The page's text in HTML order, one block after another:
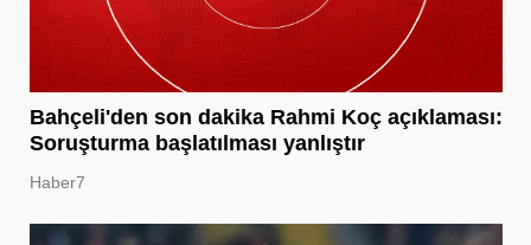
Bahçeli'den son dakika Rahmi Koç açıklaması:
Soruşturma başlatılması yanlıştır
Haber7